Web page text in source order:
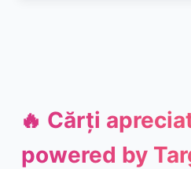
🔥 Cărți
powered by